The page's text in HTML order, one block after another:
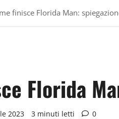
finisce Florida Man:
Florida
2023 3 minuti letti 0